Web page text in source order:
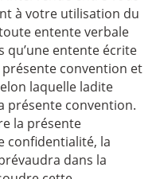
à votre utilisation du
entente verbale
entente écrite
convention et
laquelle ladite
présente convention.
la présente
confidentialité, la
dans la